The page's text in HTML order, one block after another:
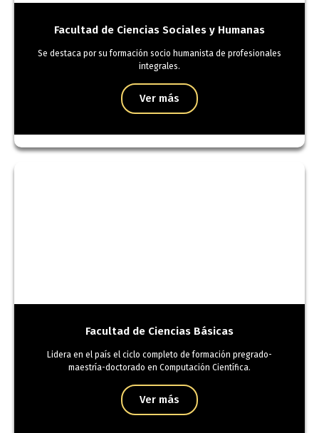
Facultad de Ciencias Sociales y Humanas
Se destaca por su formación socio humanista de profesionales
integrales.
Ver más
Facultad de Ciencias Básicas
Lidera en el país el ciclo completo de formación pregrado-
maestría-doctorado en Computación Científica.
Ver más